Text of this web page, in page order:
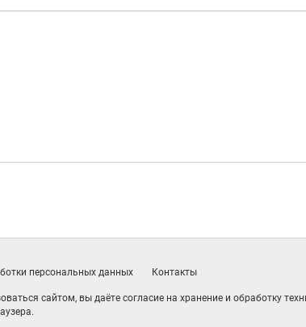
персональных данных Контакты
сайтом, вы даёте согласие на хранение и обработку